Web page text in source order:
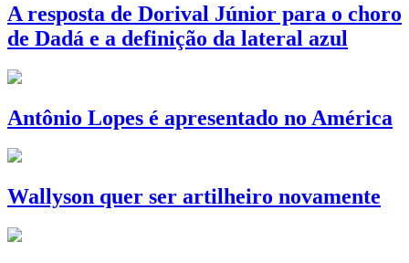
A resposta de Dorival Júnior para o choro
de Dadá e a definição da lateral azul
Antônio Lopes é apresentado no América
Wallyson quer ser artilheiro novamente